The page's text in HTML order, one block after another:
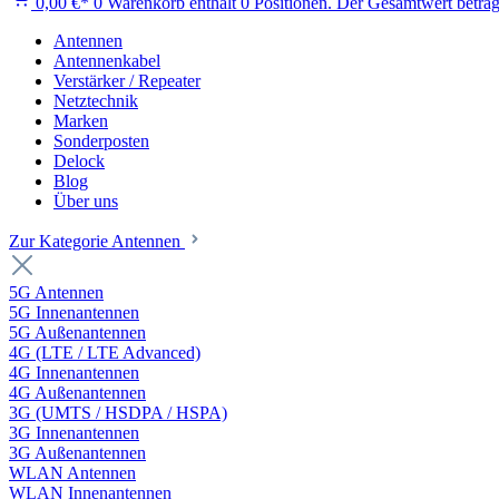
Antennen
Antennenkabel
Verstärker / Repeater
Netztechnik
Marken
Sonderposten
Delock
Blog
Über uns
Zur Kategorie Antennen
5G Antennen
5G Innenantennen
5G Außenantennen
4G (LTE / LTE Advanced)
4G Innenantennen
4G Außenantennen
3G (UMTS / HSDPA / HSPA)
3G Innenantennen
3G Außenantennen
WLAN Antennen
WLAN Innenantennen